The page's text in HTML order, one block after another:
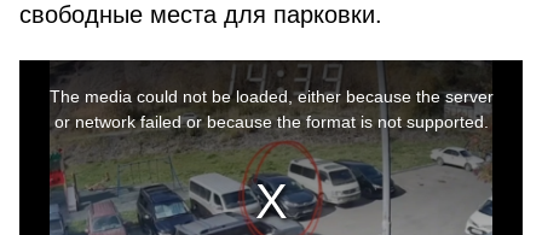
свободные места для парковки.
window.
The media could not be loaded, either because the server
or network failed or because the format is not supported.